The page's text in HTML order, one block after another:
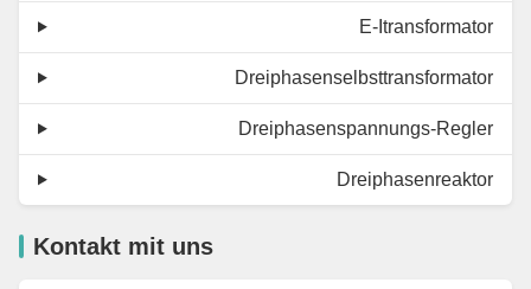
E-Itransformator
Dreiphasenselbsttransformator
Dreiphasenspannungs-Regler
Dreiphasenreaktor
Kontakt mit uns